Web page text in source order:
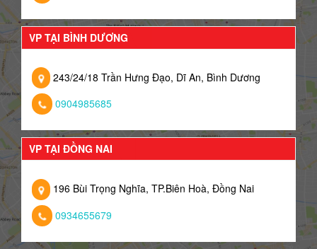
VP TẠI BÌNH DƯƠNG
243/24/18 Trần Hưng Đạo, Dĩ An, Bình Dương
0904985685
VP TẠI ĐỒNG NAI
196 Bùi Trọng Nghĩa, TP.Biên Hoà, Đồng Nai
0934655679